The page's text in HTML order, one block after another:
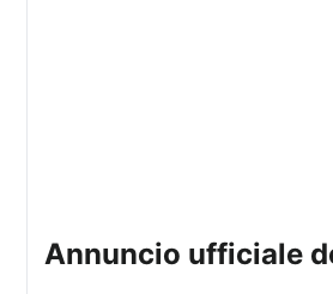
annuncio ufficiale